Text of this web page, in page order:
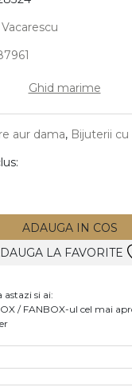
Ghid marime
aur dama, Bijuterii
ADAUGA IN COS
LA FAVORITE
astazi si ai:
/ FANBOX-ul cel mai